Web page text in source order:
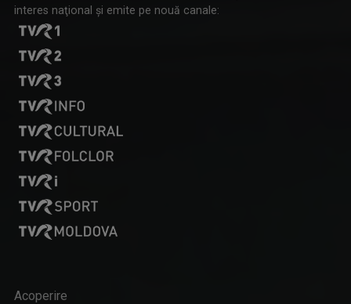
RAFINAMENT PLUS
Emisiune realizată de Coralia Ioana Matea, ...
BERECKI EDIT
Fac parte din generația care a crescut cu ...
interes naţional şi emite pe nouă canale:
Acoperire